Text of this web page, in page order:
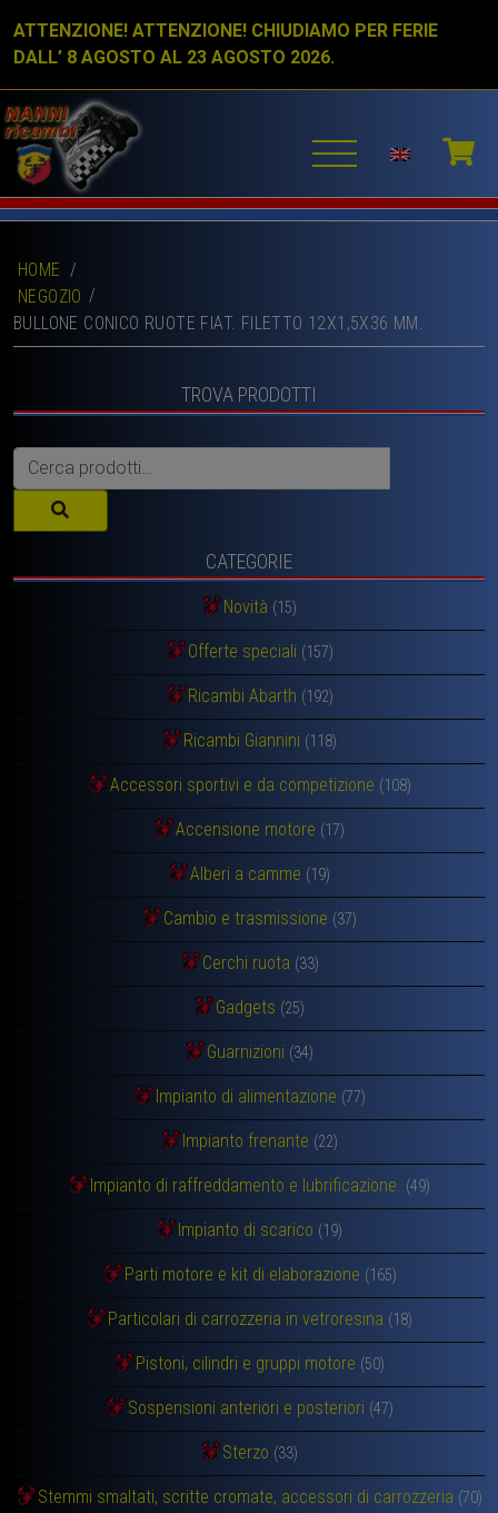
ATTENZIONE! ATTENZIONE! CHIUDIAMO PER FERIE
DALL’ 8 AGOSTO AL 23 AGOSTO 2026.
HOME /
NEGOZIO
BULLONE CONICO RUOTE FIAT. FILETTO 12X1,5X36 MM.
TROVA PRODOTTI
Cerca:
CATEGORIE
Novità (15)
Offerte speciali (157)
Ricambi Abarth (192)
Ricambi Giannini (118)
Accessori sportivi e da competizione (108)
Accensione motore (17)
Alberi a camme (19)
Cambio e trasmissione (37)
Cerchi ruota (33)
Gadgets (25)
Guarnizioni (34)
Impianto di alimentazione (77)
Impianto frenante (22)
Impianto di raffreddamento e lubrificazione. (49)
Impianto di scarico (19)
Parti motore e kit di elaborazione (165)
Particolari di carrozzeria in vetroresina (18)
Pistoni, cilindri e gruppi motore (50)
Sospensioni anteriori e posteriori (47)
Sterzo (33)
Stemmi smaltati, scritte cromate, accessori di carrozzeria (70)